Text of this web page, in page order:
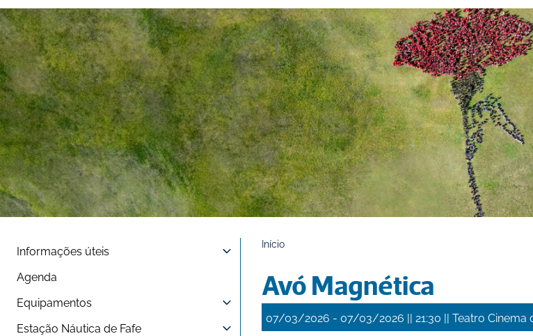
Informações úteis
Agenda
Equipamentos
Estação Náutica de Fafe
Início
Avó Magnética
07/03/2026 - 07/03/2026 || 21:30 || Teatro Cinema